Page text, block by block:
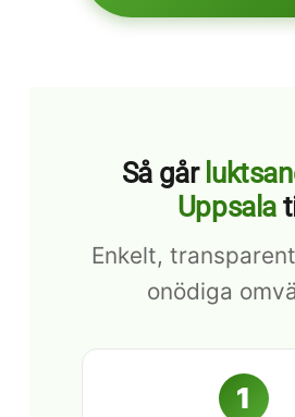
Så går
Uppsala
Enkelt,
onödiga
1